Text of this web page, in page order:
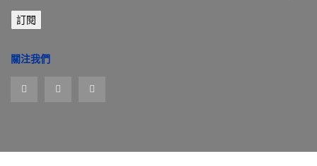
郵
件
址
訂閱
關注我們